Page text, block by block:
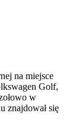
na miejsce
Golf,
w
znajdował się